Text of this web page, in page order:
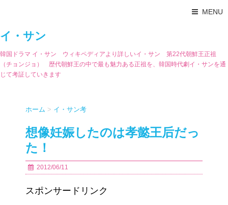
MENU
イ・サン
韓国ドラマ イ・サン ウィキペディアより詳しいイ・サン 第22代朝鮮王正祖
（チョンジョ） 歴代朝鮮王の中で最も魅力ある正祖を、韓国時代劇イ・サンを通
じて考証していきます
ホーム > イ・サン考
想像妊娠したのは孝懿王后だっ
た！
2012/06/11
スポンサードリンク